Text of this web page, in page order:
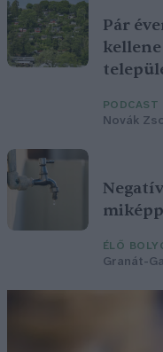
Pár
PODCAST
Novák
ÉLŐ
Granát-